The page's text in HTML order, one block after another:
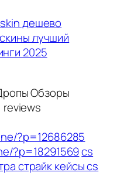
дешево
лучший
2025
Обзоры
reviews
?p=12686285
?p=18291569cs
страйк кейсы cs